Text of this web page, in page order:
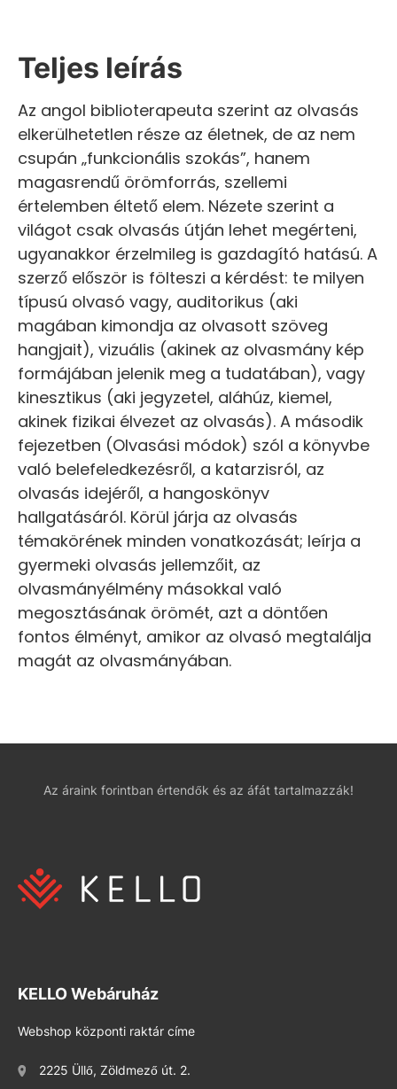
Teljes leírás
Az angol biblioterapeuta szerint az olvasás
elkerülhetetlen része az életnek, de az nem
csupán „funkcionális szokás”, hanem
magasrendű örömforrás, szellemi
értelemben éltető elem. Nézete szerint a
világot csak olvasás útján lehet megérteni,
ugyanakkor érzelmileg is gazdagító hatású. A
szerző először is fölteszi a kérdést: te milyen
típusú olvasó vagy, auditorikus (aki
magában kimondja az olvasott szöveg
hangjait), vizuális (akinek az olvasmány kép
formájában jelenik meg a tudatában), vagy
kinesztikus (aki jegyzetel, aláhúz, kiemel,
akinek fizikai élvezet az olvasás). A második
fejezetben (Olvasási módok) szól a könyvbe
való belefeledkezésről, a katarzisról, az
olvasás idejéről, a hangoskönyv
hallgatásáról. Körül járja az olvasás
témakörének minden vonatkozását; leírja a
gyermeki olvasás jellemzőit, az
olvasmányélmény másokkal való
megosztásának örömét, azt a döntően
fontos élményt, amikor az olvasó megtalálja
magát az olvasmányában.
Az áraink forintban értendők és az áfát tartalmazzák!
KELLO Webáruház
Webshop központi raktár címe
2225 Üllő, Zöldmező út. 2.